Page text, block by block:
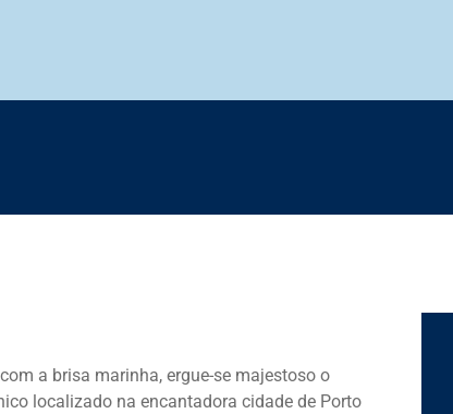
a brisa marinha, ergue-se majestoso o
localizado na encantadora cidade de Porto